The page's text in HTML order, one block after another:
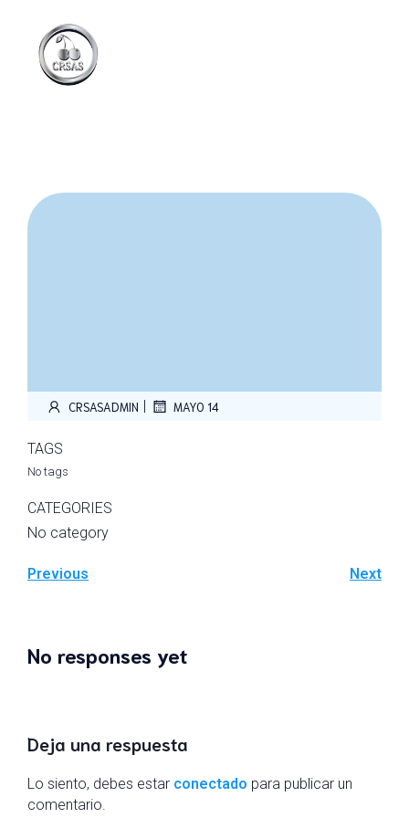
CRSASADMIN MAYO 14
TAGS
No tags
CATEGORIES
No category
Previous Next
No responses yet
Deja una respuesta
Lo siento, debes estar conectado para publicar un
comentario.